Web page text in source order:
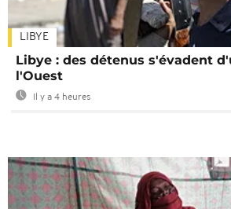
LIBYE
Libye : des détenus s'évadent
l'Ouest
Il y a 4 heures